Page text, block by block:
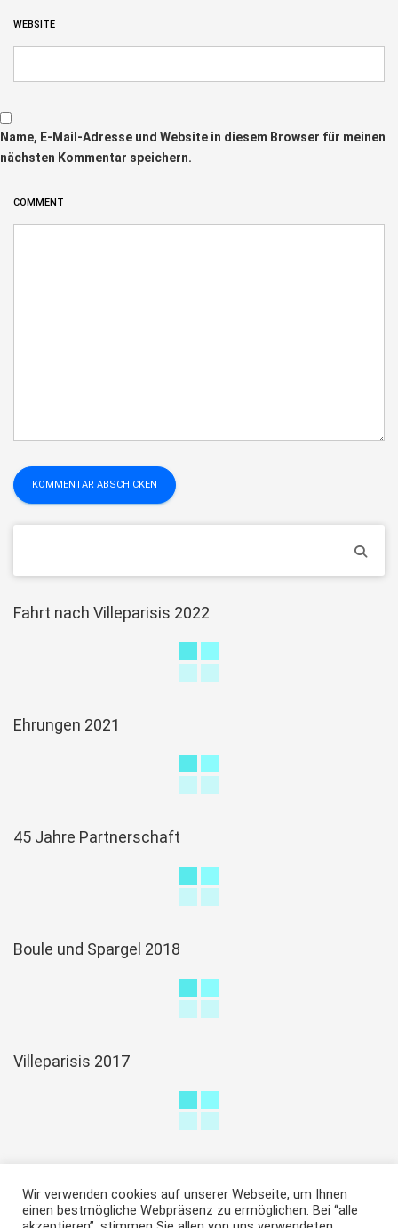
WEBSITE
Name, E-Mail-Adresse und Website in diesem Browser für meinen
nächsten Kommentar speichern.
COMMENT
Fahrt nach Villeparisis 2022
Ehrungen 2021
45 Jahre Partnerschaft
Boule und Spargel 2018
Villeparisis 2017
Wir verwenden cookies auf unserer Webseite, um Ihnen
einen bestmögliche Webpräsenz zu ermöglichen. Bei “alle